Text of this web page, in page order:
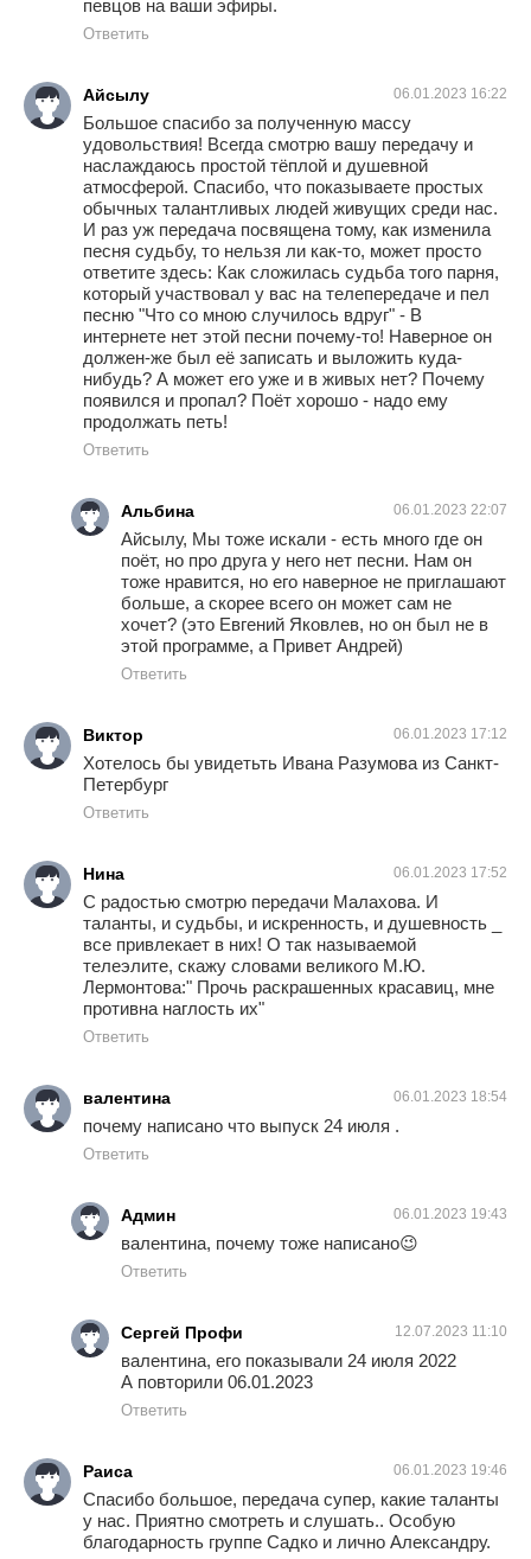
певцов на ваши эфиры.
Ответить
Айсылу 06.01.2023 16:22
Большое спасибо за полученную массу
удовольствия! Всегда смотрю вашу передачу и
наслаждаюсь простой тёплой и душевной
атмосферой. Спасибо, что показываете простых
обычных талантливых людей живущих среди нас.
И раз уж передача посвящена тому, как изменила
песня судьбу, то нельзя ли как-то, может просто
ответите здесь: Как сложилась судьба того парня,
который участвовал у вас на телепередаче и пел
песню "Что со мною случилось вдруг" - В
интернете нет этой песни почему-то! Наверное он
должен-же был её записать и выложить куда-
нибудь? А может его уже и в живых нет? Почему
появился и пропал? Поёт хорошо - надо ему
продолжать петь!
Ответить
Альбина 06.01.2023 22:07
Айсылу, Мы тоже искали - есть много где он
поёт, но про друга у него нет песни. Нам он
тоже нравится, но его наверное не приглашают
больше, а скорее всего он может сам не
хочет? (это Евгений Яковлев, но он был не в
этой программе, а Привет Андрей)
Ответить
Виктор 06.01.2023 17:12
Хотелось бы увидетьть Ивана Разумова из Санкт-
Петербург
Ответить
Нина 06.01.2023 17:52
С радостью смотрю передачи Малахова. И
таланты, и судьбы, и искренность, и душевность _
все привлекает в них! О так называемой
телеэлите, скажу словами великого М.Ю.
Лермонтова:" Прочь раскрашенных красавиц, мне
противна наглость их"
Ответить
валентина 06.01.2023 18:54
почему написано что выпуск 24 июля .
Ответить
Админ 06.01.2023 19:43
валентина, почему тоже написано😉
Ответить
Сергей Профи 12.07.2023 11:10
валентина, его показывали 24 июля 2022
А повторили 06.01.2023
Ответить
Раиса 06.01.2023 19:46
Спасибо большое, передача супер, какие таланты
у нас. Приятно смотреть и слушать.. Особую
благодарность группе Садко и лично Александру.